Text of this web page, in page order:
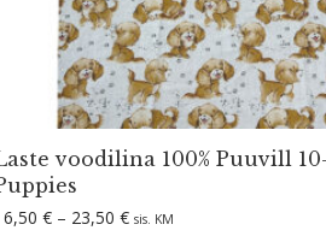
voodilina 100% Puuvill
€ – 23,50€Hinnavahemik: 16,50 €
sis. KM